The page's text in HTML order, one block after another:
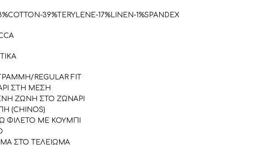
39%TERYLENE-17%LINEN-1%SPANDEX
REGULAR FIT
ΣΤΗ ΜΕΣΗ
ΖΩΝΗ ΣΤΟ ΖΩΝΑΡΙ
(CHINOS)
ΦΙΛΕΤΟ ΜΕ ΚΟΥΜΠΙ
ΣΤΟ ΤΕΛΕΙΩΜΑ